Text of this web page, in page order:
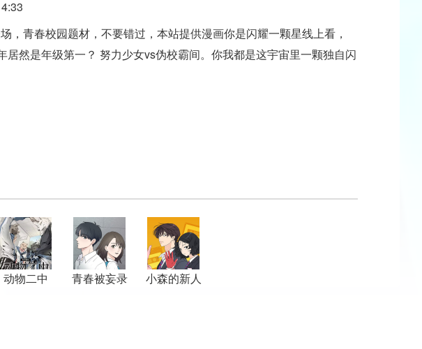
，青春校园题材，不要错过，本站提供漫画你是闪耀一颗星线上看，
居然是年级第一？ 努力少女vs伪校霸间。你我都是这宇宙里一颗独自闪
动物二中 青春被妄录
小森的新人